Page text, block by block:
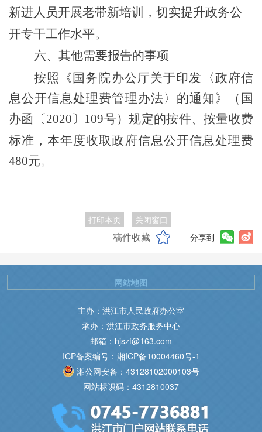
新进人员开展老带新培训，切实提升政务公
开专干工作水平。
六、其他需要报告的事项
按照《国务院办公厅关于印发〈政府信
息公开信息处理费管理办法〉的通知》（国
办函〔2020〕 109号）规定的按件、按量收费
标准 ，本年度收取政府信息公开信息处理费
480元。
打印本页 关闭窗口
稿件收藏 分享到
主办：洪江市人民政府办公室
承办：洪江市政务服务中心
邮箱：hjszf@163.com
ICP备案编号：湘ICP备10004460号-1
湘公网安备：43128102000103号
网站标识码：4312810037
网站地图